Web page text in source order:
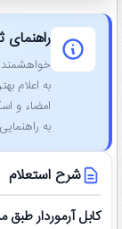
به اعلام
امضاء و
به
شرح استعلام
کابل آرموردار